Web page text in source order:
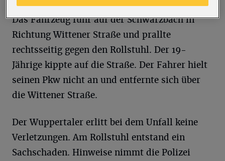
Das Fahrzeug fuhr auf der Schwarzbach in
Richtung Wittener Straße und prallte
rechtsseitig gegen den Rollstuhl. Der 19-
Jährige kippte auf die Straße. Der Fahrer hielt
seinen Pkw nicht an und entfernte sich über
die Wittener Straße.
Der Wuppertaler erlitt bei dem Unfall keine
Verletzungen. Am Rollstuhl entstand ein
Sachschaden. Hinweise nimmt die Polizei